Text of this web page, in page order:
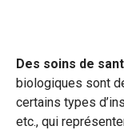
Des soins de
biologiques sont
certains types
etc., qui